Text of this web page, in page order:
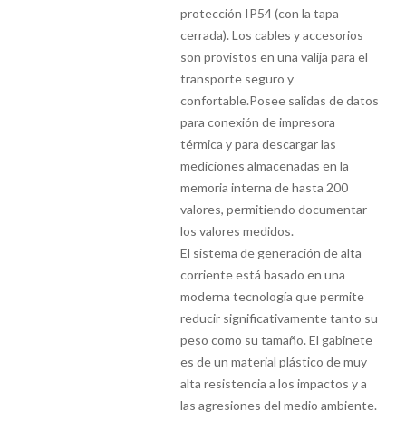
protección IP54 (con la tapa
cerrada). Los cables y accesorios
son provistos en una valija para el
transporte seguro y
confortable.Posee salidas de datos
para conexión de impresora
térmica y para descargar las
mediciones almacenadas en la
memoria interna de hasta 200
valores, permitiendo documentar
los valores medidos.
El sistema de generación de alta
corriente está basado en una
moderna tecnología que permite
reducir significativamente tanto su
peso como su tamaño. El gabinete
es de un material plástico de muy
alta resistencia a los impactos y a
las agresiones del medio ambiente.